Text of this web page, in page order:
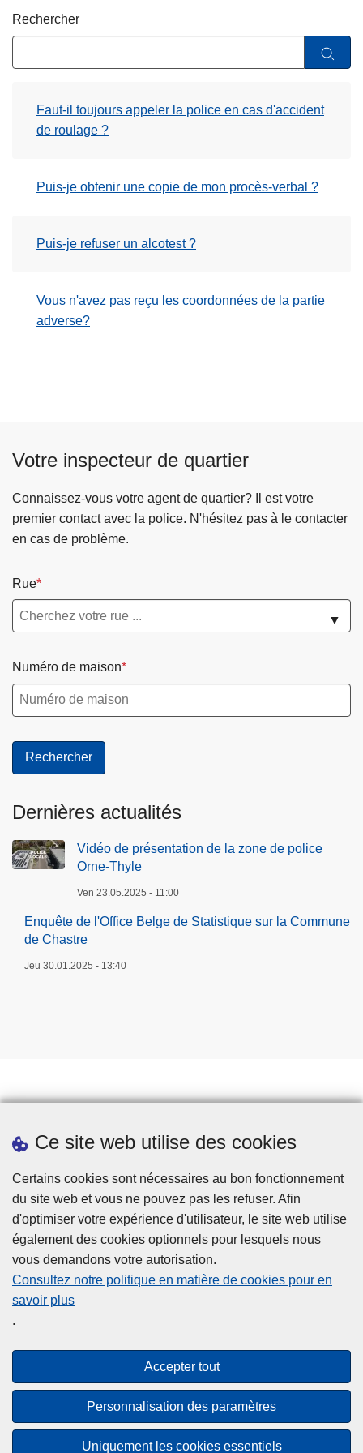
Ce site web utilise des cookies
Certains cookies sont nécessaires au bon fonctionnement
du site web et vous ne pouvez pas les refuser. Afin
d'optimiser votre expérience d'utilisateur, le site web utilise
également des cookies optionnels pour lesquels nous
vous demandons votre autorisation.
Consultez notre politique en matière de cookies pour en
savoir plus
.
Accepter tout
Personnalisation des paramètres
Uniquement les cookies essentiels
Rechercher
Faut-il toujours appeler la police en cas d'accident
de roulage ?
Puis-je obtenir une copie de mon procès-verbal ?
Puis-je refuser un alcotest ?
Vous n'avez pas reçu les coordonnées de la partie
adverse?
Votre inspecteur de quartier
Connaissez-vous votre agent de quartier? Il est votre
premier contact avec la police. N'hésitez pas à le contacter
en cas de problème.
Rue
▼
Numéro de maison
Dernières actualités
Vidéo de présentation de la zone de police
Orne-Thyle
Ven 23.05.2025 - 11:00
Enquête de l'Office Belge de Statistique sur la Commune
de Chastre
Jeu 30.01.2025 - 13:40
Téléchargements
Presse
Cookies
Accessibilité
© 2026 Police.be